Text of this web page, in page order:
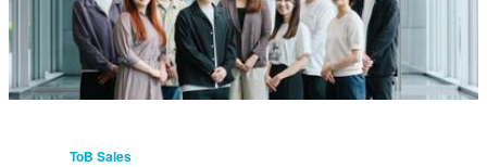
ToB Sales